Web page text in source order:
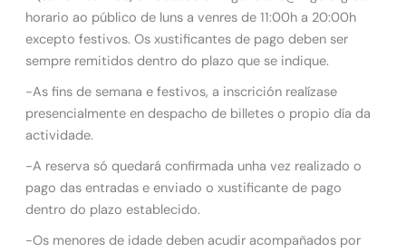
horario ao público de luns a venres de 11:00h a 20:00h
excepto festivos. Os xustificantes de pago deben ser
sempre remitidos dentro do plazo que se indique.
-As fins de semana e festivos, a inscrición realízase
presencialmente en despacho de billetes o propio día da
actividade.
-A reserva só quedará confirmada unha vez realizado o
pago das entradas e enviado o xustificante de pago
dentro do plazo establecido.
-Os menores de idade deben acudir acompañados por